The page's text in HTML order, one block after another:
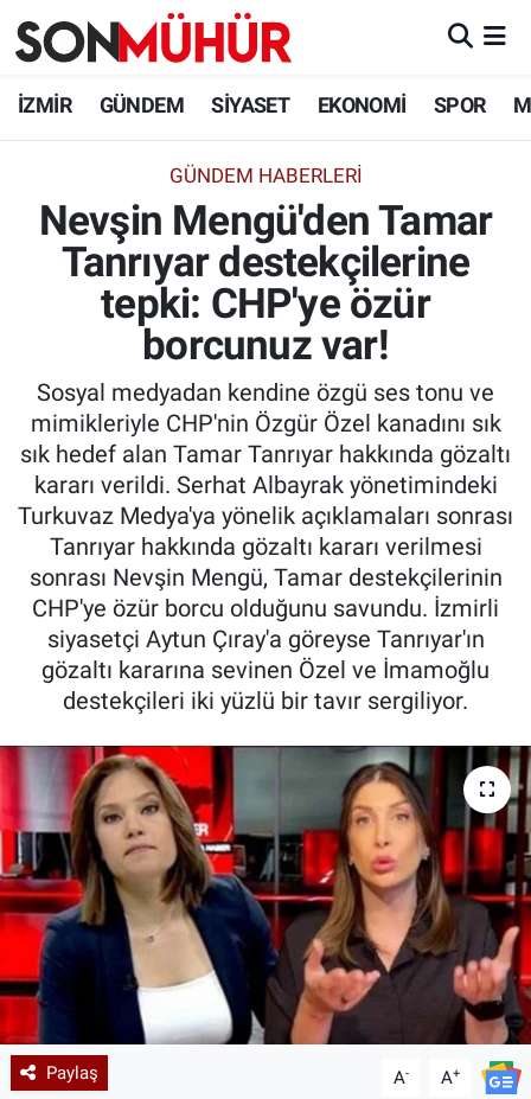
İZMİR GÜNDEM SİYASET EKONOMİ SPOR
GÜNDEM HABERLERI
Nevşin Mengü'den Tamar
Tanrıyar destekçilerine
tepki: CHP'ye özür
borcunuz var!
Sosyal medyadan kendine özgü ses tonu ve
mimikleriyle CHP'nin Özgür Özel kanadını sık
sık hedef alan Tamar Tanrıyar hakkında gözaltı
kararı verildi. Serhat Albayrak yönetimindeki
Turkuvaz Medya'ya yönelik açıklamaları sonrası
Tanrıyar hakkında gözaltı kararı verilmesi
sonrası Nevşin Mengü, Tamar destekçilerinin
CHP'ye özür borcu olduğunu savundu. İzmirli
siyasetçi Aytun Çıray'a göreyse Tanrıyar'ın
gözaltı kararına sevinen Özel ve İmamoğlu
destekçileri iki yüzlü bir tavır sergiliyor.
Paylaş A- A+
İzmir Nöbetçi Eczaneler
İzmir Namaz Vakitleri
İzmir Trafik Yoğunluk Haritası
Süper Lig Puan Durumu ve Fikstür
Tüm Manşetler
Son Dakika Haberleri
Haber Arşivi